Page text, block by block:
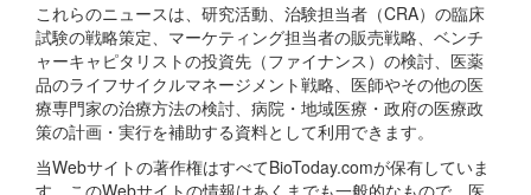
これらのニュースは、研究活動、治験担当者（CRA）の臨床
試験の戦略策定、マーケティング担当者の販売戦略、ベンチ
ャーキャピタリストの投資先（ファイナンス）の検討、医薬
品のライフサイクルマネージメント戦略、医師やその他の医
療専門家の治療方法の検討、病院・地域医療・政府の医療政
策の計画・実行を補助する資料として利用できます。
当Webサイトの著作権はすべてBioToday.comが保有していま